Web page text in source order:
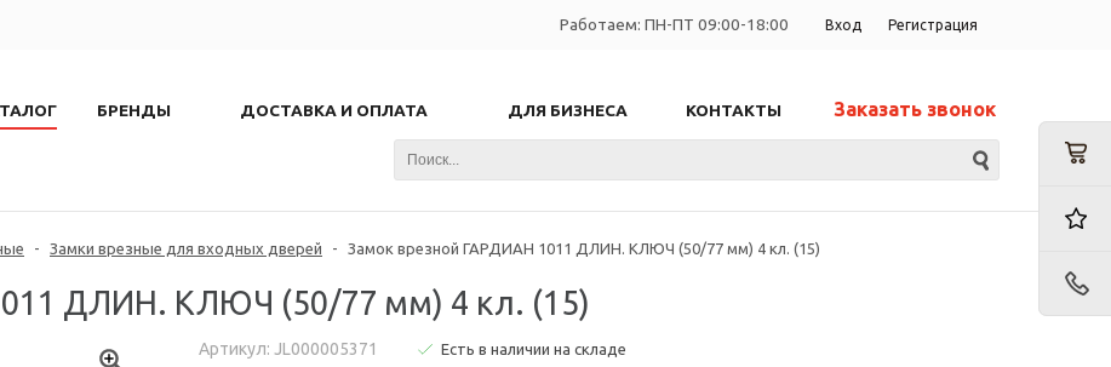
Вход Регистрация
Работаем: ПН-ПТ 09:00-18:00
БРЕНДЫ ДОСТАВКА И ОПЛАТА ДЛЯ БИЗНЕСА КОНТАКТЫ Заказать звонок
- Замки врезные для входных дверей - Замок врезной ГАРДИАН 1011 ДЛИН. КЛЮЧ (50/77 мм) 4 кл. (15)
ДЛИН. КЛЮЧ (50/77 мм) 4 кл. (15)
Артикул: JL000005371 Есть в наличии на складе